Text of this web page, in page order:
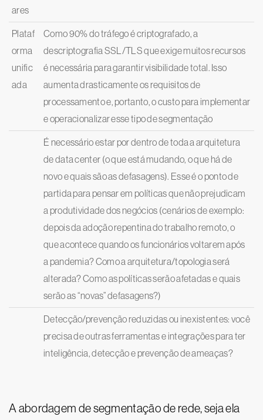
ares
Plataf
orma
unific
ada
Como 90% do tráfego é criptografado, a
descriptografia SSL/TLS que exige muitos recursos
é necessária para garantir visibilidade total. Isso
aumenta drasticamente os requisitos de
processamento e, portanto, o custo para implementar
e operacionalizar esse tipo de segmentação
É necessário estar por dentro de toda a arquitetura
de data center (o que está mudando, o que há de
novo e quais são as defasagens). Esse é o ponto de
partida para pensar em políticas que não prejudicam
a produtividade dos negócios (cenários de exemplo:
depois da adoção repentina do trabalho remoto, o
que acontece quando os funcionários voltarem após
a pandemia? Como a arquitetura/topologia será
alterada? Como as políticas serão afetadas e quais
serão as “novas” defasagens?)
Detecção/prevenção reduzidas ou inexistentes: você
precisa de outras ferramentas e integrações para ter
inteligência, detecção e prevenção de ameaças?
A abordagem de segmentação de rede, seja ela